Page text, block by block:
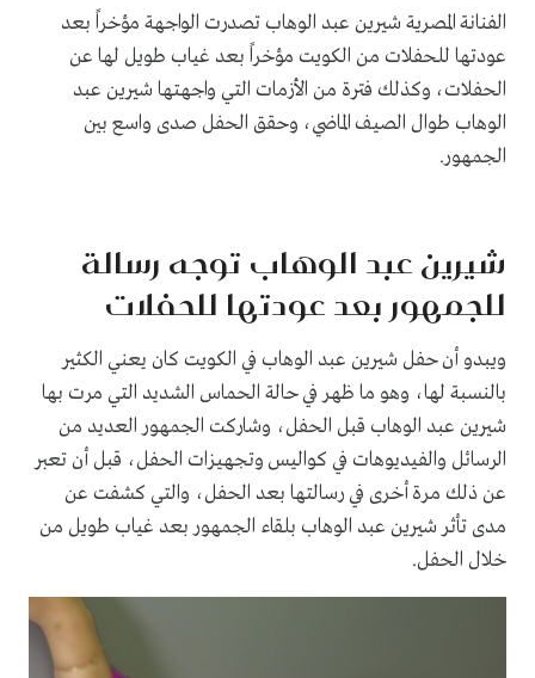
الفنانة المصرية شيرين عبد الوهاب تصدرت الواجهة مؤخراً بعد
عودتها للحفلات من الكويت مؤخراً بعد غياب طويل لها عن
الحفلات، وكذلك فترة من الأزمات التي واجهتها شيرين عبد
الوهاب طوال الصيف الماضي، وحقق الحفل صدى واسع بين
الجمهور.
شيرين عبد الوهاب توجه رسالة
للجمهور بعد عودتها للحفلات
ويبدو أن حفل شيرين عبد الوهاب في الكويت كان يعني الكثير
بالنسبة لها، وهو ما ظهر في حالة الحماس الشديد التي مرت بها
شيرين عبد الوهاب قبل الحفل، وشاركت الجمهور العديد من
الرسائل والفيديوهات في كواليس وتجهيزات الحفل، قبل أن تعبر
عن ذلك مرة أخرى في رسالتها بعد الحفل، والتي كشفت عن
مدى تأثر شيرين عبد الوهاب بلقاء الجمهور بعد غياب طويل من
خلال الحفل.